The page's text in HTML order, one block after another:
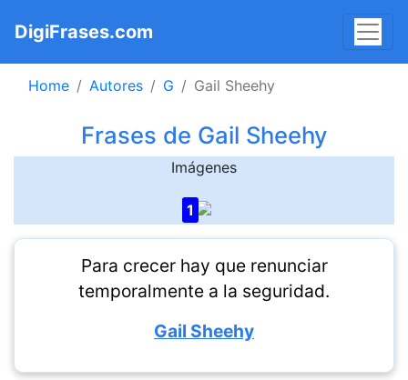
DigiFrases.com
Home Autores G Gail Sheehy
Frases de Gail Sheehy
Imágenes
1
Para crecer hay que renunciar
temporalmente a la seguridad.
Gail Sheehy